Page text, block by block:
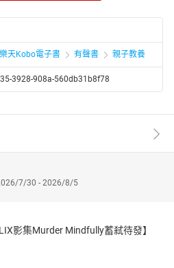
小朋友企圖拯救海龜的事。她收到
，想訪問她。秋月猶豫不決，不知
心？
木頭真的遇上媽媽了嗎？
為馬來西亞著名兒童文學作家。曾任
年，以《—根頭髮的故事》獲得
第—名、第一屆馬漢兒童文學雙年
愛上讀書，甚至愛上創作。近年
多的小讀者所喜愛。
教書匠手記》、兒少長篇小說《七
》、《鵝卵石》、《青色的圍
堂》系列等。
樂天Kobo電子書 有聲書 親子教養
3928-908a-560db31b8f78
7/30 - 2026/8/5
影集Murder Mindfully蓄弒待發】